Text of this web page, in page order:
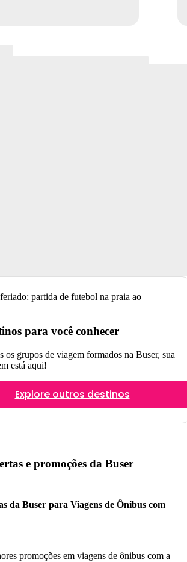
para você conhecer
os grupos de viagem formados na Buser, sua
está aqui!
Explore outros destinos
e promoções da Buser
da Buser para Viagens de Ônibus com
promoções em viagens de ônibus com a